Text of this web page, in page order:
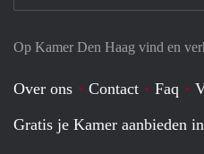
Op Kamer Den Haag vind en
Over ons Contact Faq
Gratis je Kamer aanbieden